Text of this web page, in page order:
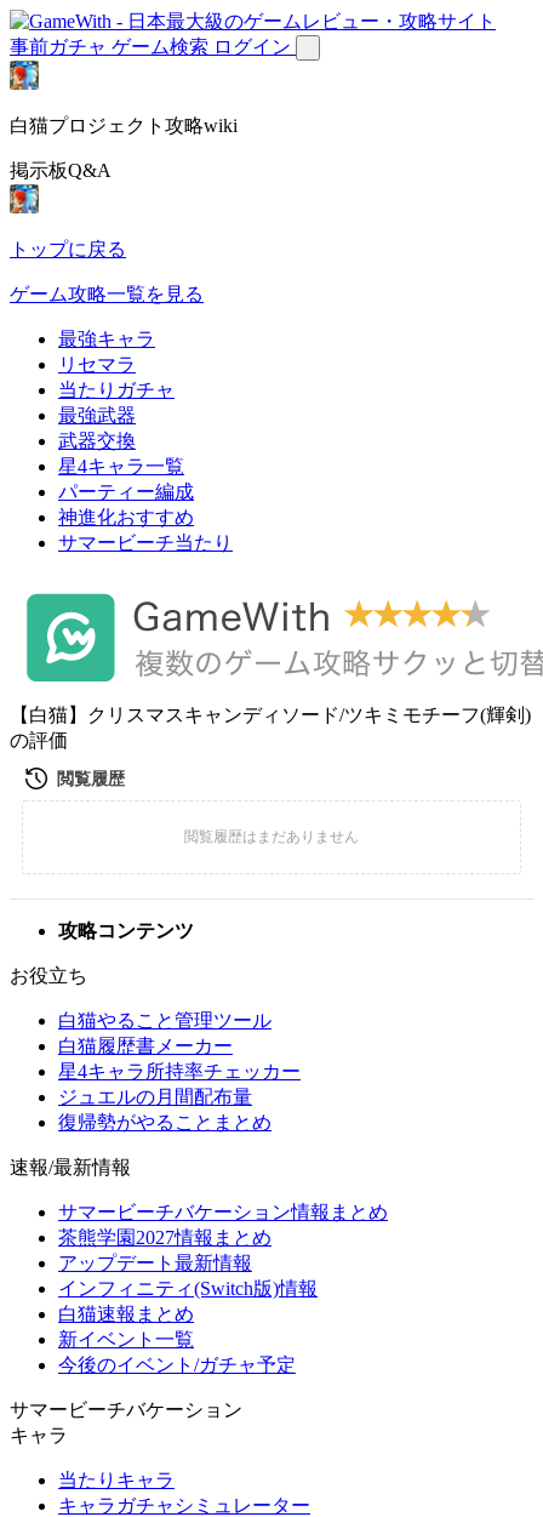
事前ガチャ ゲーム検索 ログイン
白猫プロジェクト攻略wiki
掲示板Q&A
トップに戻る
ゲーム攻略一覧を見る
最強キャラ
リセマラ
当たりガチャ
最強武器
武器交換
星4キャラ一覧
パーティー編成
神進化おすすめ
サマービーチ当たり
【白猫】クリスマスキャンディソード/ツキミモチーフ(輝剣)
の評価
攻略コンテンツ
お役立ち
白猫やること管理ツール
白猫履歴書メーカー
星4キャラ所持率チェッカー
ジュエルの月間配布量
復帰勢がやることまとめ
速報/最新情報
サマービーチバケーション情報まとめ
茶熊学園2027情報まとめ
アップデート最新情報
インフィニティ(Switch版)情報
白猫速報まとめ
新イベント一覧
今後のイベント/ガチャ予定
サマービーチバケーション
キャラ
当たりキャラ
キャラガチャシミュレーター